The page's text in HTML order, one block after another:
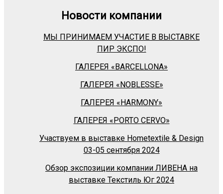
Новости компании
МЫ ПРИНИМАЕМ УЧАСТИЕ В ВЫСТАВКЕ
ПИР ЭКСПО!
ГАЛЕРЕЯ «BARСELLONA»
ГАЛЕРЕЯ «NOBLESSE»
ГАЛЕРЕЯ «HARMONY»
ГАЛЕРЕЯ «PORTO CERVO»
Участвуем в выставке Hometextile & Design
03-05 сентября 2024
Обзор экспозиции компании ЛИВЕНА на
выставке Текстиль Юг 2024